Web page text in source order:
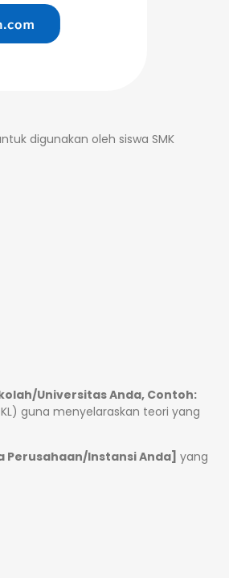
digunakan oleh siswa SMK
Universitas Anda, Contoh:
guna menyelaraskan teori yang
Perusahaan/Instansi Anda] yang